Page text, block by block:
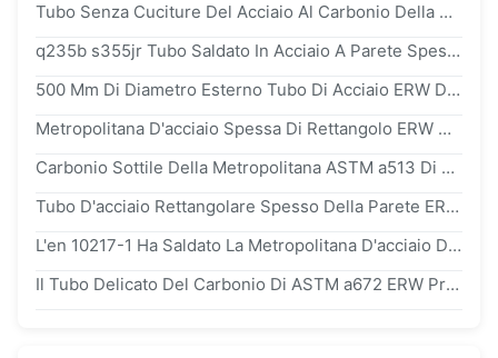
Tubo Senza Cuciture Del Acciaio Al Carbonio Della Saldatura Di ASTM a178, Spessori D'acciaio Della Metropolitana Della Caldaia 1.5mm - 6,0 Millimetri
q235b s355jr Tubo Saldato In Acciaio A Parete Spessa Nera Laminato A Caldo Per Il Trasporto Di Petrolio
500 Mm Di Diametro Esterno Tubo Di Acciaio ERW Di Grande Calibro Spessore Murato Per Il Trasporto Di Petrolio
Metropolitana D'acciaio Spessa Di Rettangolo ERW Della Parete Di Precisione, Tubatura Dell'acqua Della Caldaia Saldata e190 Dell'en 10305-5
Carbonio Sottile Della Metropolitana ASTM a513 Di Acciaio Al Carbonio Della Parete ERW Ed Il Tubo Di Acciaio Legato Per Il Trasporto Del Gas
Tubo D'acciaio Rettangolare Spesso Della Parete ERW Di RHS SHS/Metropolitana D'acciaio Senza Cuciture Per La Struttura Edile
L'en 10217-1 Ha Saldato La Metropolitana D'acciaio Di ERW/Dimensioni Temprata 6mm - 350mm Del Tubo Dell'acciaio Legato
Il Tubo Delicato Del Carbonio Di ASTM a672 ERW Protegge L'en Con Resina Epossidrica 10217 Del Rivestimento Per La Costruzione Navale